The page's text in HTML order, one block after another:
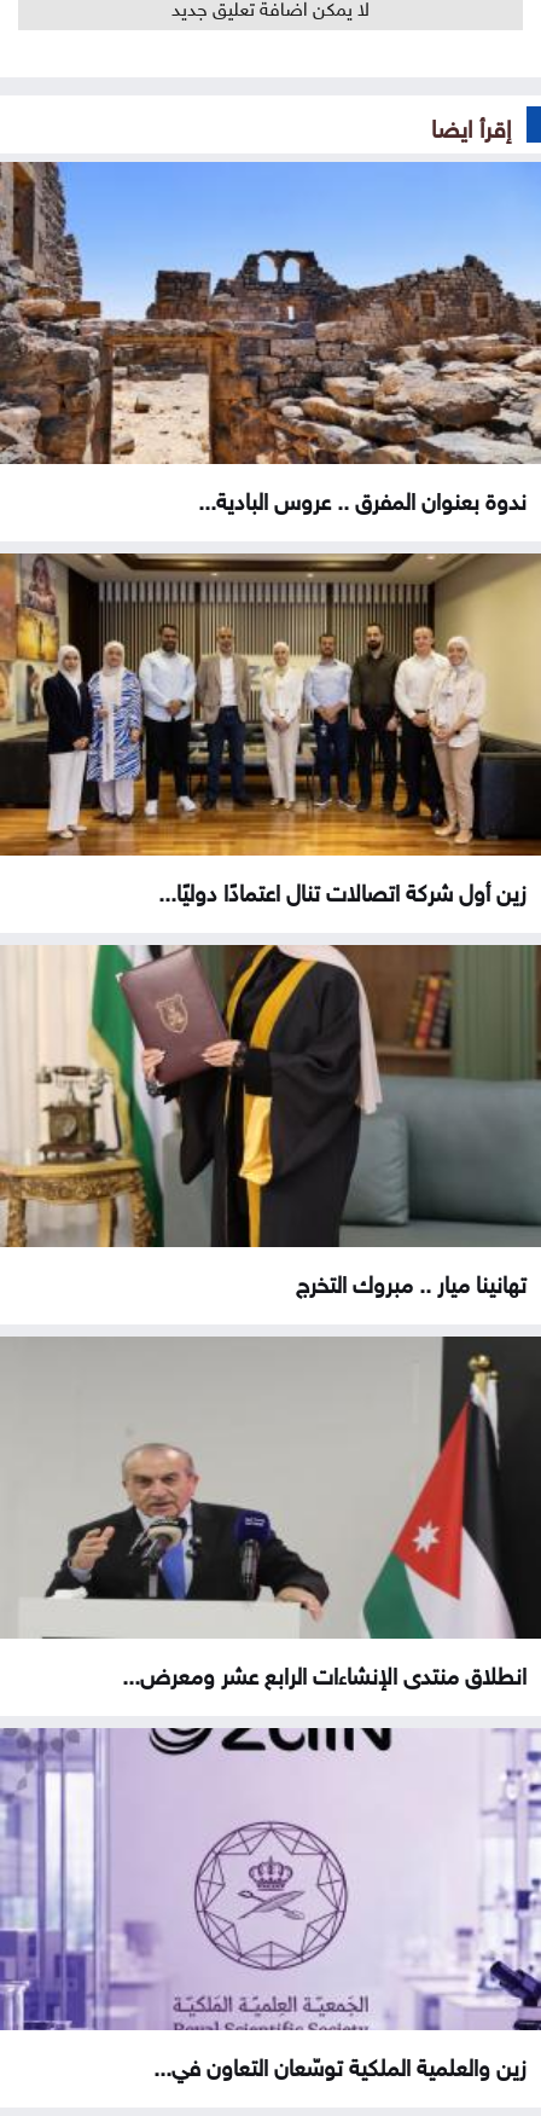
إقرأ ايضا
ندوة بعنوان المفرق .. عروس البادية...
زين أول شركة اتصالات تنال اعتمادًا دوليًا...
تهانينا ميار .. مبروك التخرج
انطلاق منتدى الإنشاءات الرابع عشر ومعرض...
زين والعلمية الملكية توسّعان التعاون في...